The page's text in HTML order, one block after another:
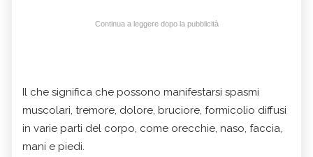
Continua a leggere dopo la pubblicità
Il che significa che possono manifestarsi spasmi
muscolari, tremore, dolore, bruciore, formicolio diffusi
in varie parti del corpo, come orecchie, naso, faccia,
mani e piedi.